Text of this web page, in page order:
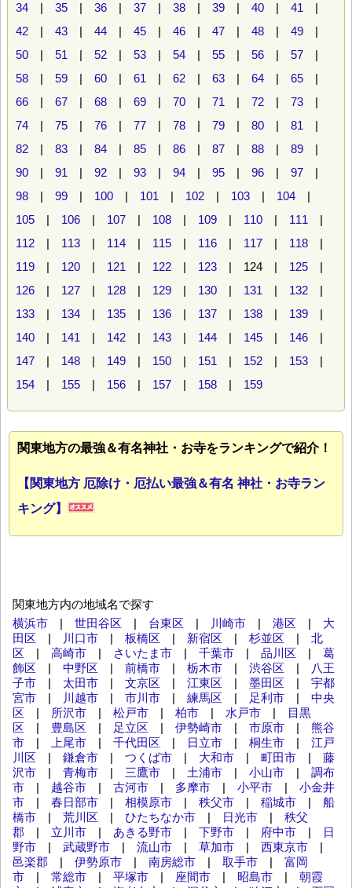
34 | 35 | 36 | 37 | 38 | 39 | 40 | 41 |
42 | 43 | 44 | 45 | 46 | 47 | 48 | 49 |
50 | 51 | 52 | 53 | 54 | 55 | 56 | 57 |
58 | 59 | 60 | 61 | 62 | 63 | 64 | 65 |
66 | 67 | 68 | 69 | 70 | 71 | 72 | 73 |
74 | 75 | 76 | 77 | 78 | 79 | 80 | 81 |
82 | 83 | 84 | 85 | 86 | 87 | 88 | 89 |
90 | 91 | 92 | 93 | 94 | 95 | 96 | 97 |
98 | 99 | 100 | 101 | 102 | 103 | 104 |
105 | 106 | 107 | 108 | 109 | 110 | 111 |
112 | 113 | 114 | 115 | 116 | 117 | 118 |
119 | 120 | 121 | 122 | 123 | 124 | 125 |
126 | 127 | 128 | 129 | 130 | 131 | 132 |
133 | 134 | 135 | 136 | 137 | 138 | 139 |
140 | 141 | 142 | 143 | 144 | 145 | 146 |
147 | 148 | 149 | 150 | 151 | 152 | 153 |
154 | 155 | 156 | 157 | 158 | 159
関東地方の最強＆有名神社・お寺をランキングで紹介！
【関東地方 厄除け・厄払い最強＆有名 神社・お寺ラン
キング】
関東地方内の地域名で探す
横浜市 | 世田谷区 | 台東区 | 川崎市 | 港区 | 大
田区 | 川口市 | 板橋区 | 新宿区 | 杉並区 | 北
区 | 高崎市 | さいたま市 | 千葉市 | 品川区 | 葛
飾区 | 中野区 | 前橋市 | 栃木市 | 渋谷区 |
八王
子市 | 太田市 | 文京区 | 江東区 | 墨田区 | 宇都
宮市 | 川越市 | 市川市 | 練馬区 | 足利市 | 中央
区 | 所沢市 | 松戸市 | 柏市 | 水戸市 |
目黒
区 | 豊島区 | 足立区 | 伊勢崎市 | 市原市 | 熊谷
市 | 上尾市 | 千代田区 | 日立市 | 桐生市 | 江戸
川区 | 鎌倉市 | つくば市 | 大和市 | 町田市 | 藤
沢市 | 青梅市 | 三鷹市 | 土浦市 | 小山市 | 調布
市 | 越谷市 | 古河市 | 多摩市 | 小平市 | 小金井
市 | 春日部市 | 相模原市 | 秩父市 | 稲城市 | 船
橋市 | 荒川区 | ひたちなか市 | 日光市 | 秩父
郡 | 立川市 | あきる野市 | 下野市 | 府中市 |
日
野市 | 武蔵野市 | 流山市 | 草加市 | 西東京市 |
邑楽郡 | 伊勢原市 | 南房総市 | 取手市 | 富岡
市 | 常総市 | 平塚市 | 座間市 | 昭島市 | 朝霞